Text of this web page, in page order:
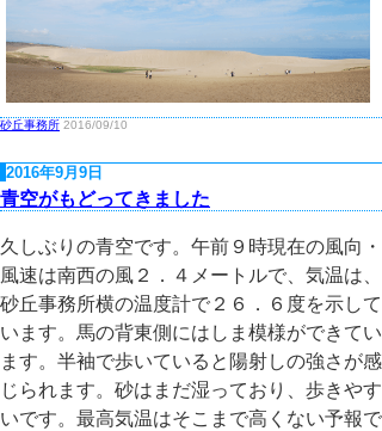
砂丘事務所 2016/09/10
2016年9月9日
青空がもどってきました
久しぶりの青空です。午前９時現在の風向・
風速は南西の風２．４メートルで、気温は、
砂丘事務所横の温度計で２６．６度を示して
います。馬の背東側にはしま模様ができてい
ます。半袖で歩いていると陽射しの強さが感
じられます。砂はまだ湿っており、歩きやす
いです。最高気温はそこまで高くない予報で